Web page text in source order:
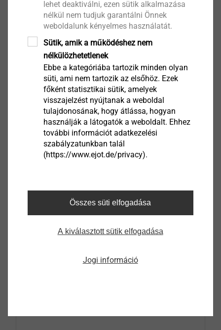
first general result about the feasibility of your
joining task. Click here for a registration and log-
in ...
Go to CAD Data
lehet deaktiválni, ezen sütik alkalmazása
nélkül nem tudjuk garantálni Önnek
weboldalunk kényelmes használatát.
Sütik, amik a működéshez nem
nélkülözhetetlenek
Ebbe a kategóriába tartozik minden olyan
süti, ami nem tartozik az elsőhöz. Ezek
főként statisztikai sütik, amelyek
visszajelzést nyújtanak a weboldal
tulajdonosának, hogy átlássa, hogyan
használják a látogatók a weboldalt. Ehhez
további információt adatkezelési
szabályzatunkban talál
(https://www.ejot.de/privacy).
Összes süti elfogadása
A kiválasztott sütik elfogadása
Jogi információ